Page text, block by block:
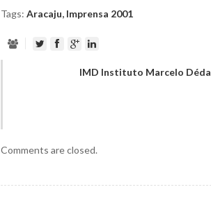
Tags: Aracaju, Imprensa 2001
IMD Instituto Marcelo Déda
Comments are closed.